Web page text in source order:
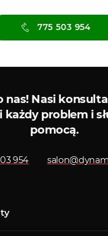
775 503 954
nas!Nasi
każdy problem i
pomocą.
954